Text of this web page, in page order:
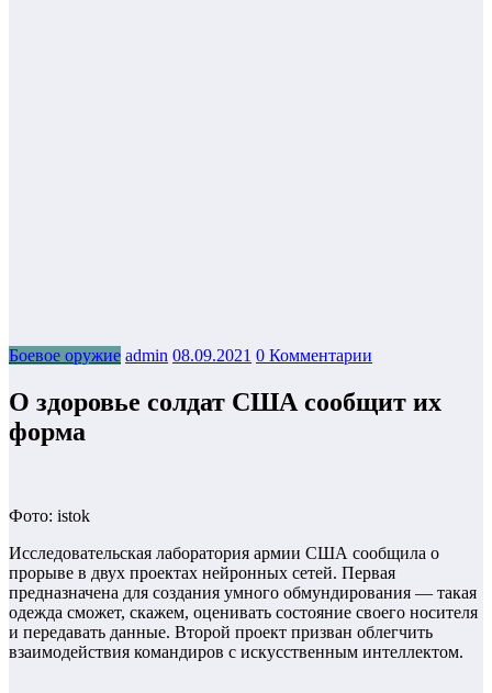
Боевое оружие admin 08.09.2021 0 Комментарии
О здоровье солдат США сообщит их
форма
Фото: istok
Исследовательская лаборатория армии США сообщила о
прорыве в двух проектах нейронных сетей. Первая
предназначена для создания умного обмундирования — такая
одежда сможет, скажем, оценивать состояние своего носителя
и передавать данные. Второй проект призван облегчить
взаимодействия командиров с искусственным интеллектом.